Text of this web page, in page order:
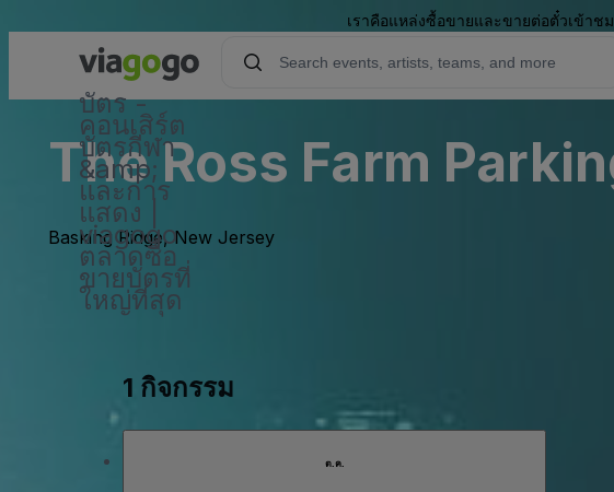
เราคือแหล่งซื้อขายและขายต่อตั๋วเข้า
บัตร -
คอนเสิร์ต
บัตรกีฬา
&amp;
และการ
แสดง |
viagogo
ตลาดซื้อ
ขายบัตรที่
ใหญ่ที่สุด
The Ross Farm
Basking Ridge, New Jersey
1 กิจกรรม
ต.ค.